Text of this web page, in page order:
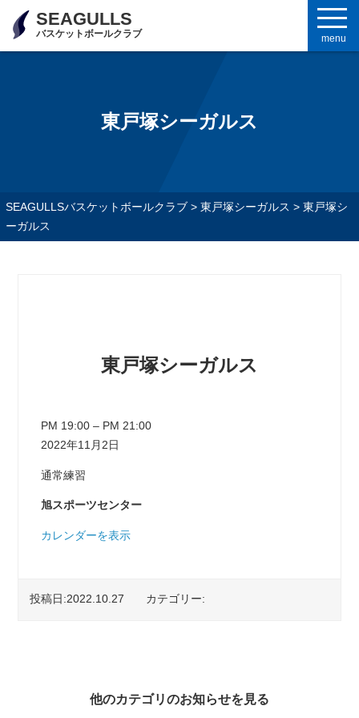
SEAGULLS
バスケットボールクラブ menu
東戸塚シーガルス
SEAGULLSバスケットボールクラブ> 東戸塚シーガルス > 東戸塚シ
ーガルス
東戸塚シーガルス
東戸塚シーガルス
PM 19:00 – PM 21:00
2022年11月2日
通常練習
旭スポーツセンター
カレンダーを表示
投稿日:2022.10.27 カテゴリー:
他のカテゴリのお知らせを見る